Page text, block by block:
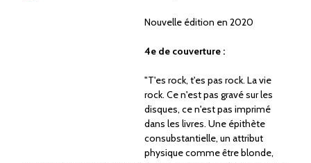
Nouvelle édition en 2020
4e de couverture :
"T'es rock, t'es pas rock. La vie
rock. Ce n'est pas gravé sur les
disques, ce n'est pas imprimé
dans les livres. Une épithète
consubstantielle, un attribut
physique comme être blonde,